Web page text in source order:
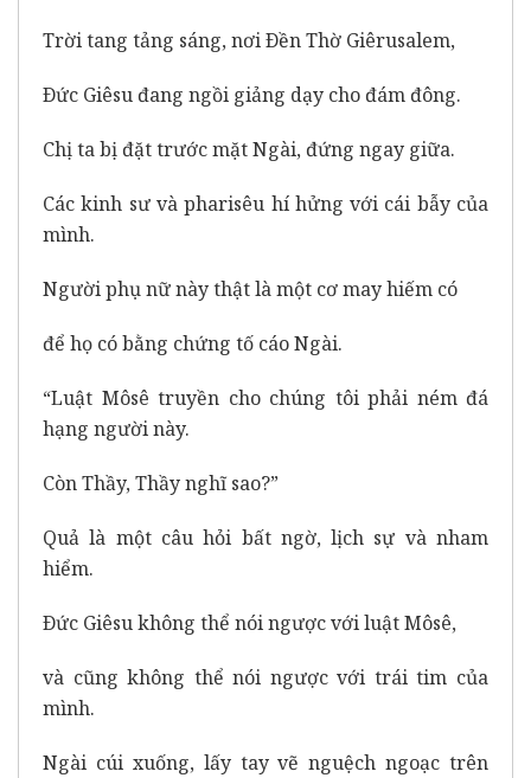
Trời tang tảng sáng, nơi Ðền Thờ Giêrusalem,
Ðức Giêsu đang ngồi giảng dạy cho đám đông.
Chị ta bị đặt trước mặt Ngài, đứng ngay giữa.
Các kinh sư và pharisêu hí hửng với cái bẫy của
mình.
Người phụ nữ này thật là một cơ may hiếm có
để họ có bằng chứng tố cáo Ngài.
“Luật Môsê truyền cho chúng tôi phải ném đá
hạng người này.
Còn Thầy, Thầy nghĩ sao?”
Quả là một câu hỏi bất ngờ, lịch sự và nham
hiểm.
Ðức Giêsu không thể nói ngược với luật Môsê,
và cũng không thể nói ngược với trái tim của
mình.
Ngài cúi xuống, lấy tay vẽ nguệch ngoạc trên